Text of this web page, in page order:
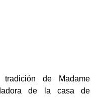
de Madame
de la casa de